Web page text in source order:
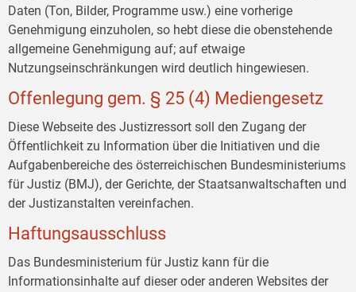
Daten (Ton, Bilder, Programme usw.) eine vorherige
Genehmigung einzuholen, so hebt diese die obenstehende
allgemeine Genehmigung auf; auf etwaige
Nutzungseinschränkungen wird deutlich hingewiesen.
Offenlegung gem. § 25 (4) Mediengesetz
Diese Webseite des Justizressort soll den Zugang der
Öffentlichkeit zu Information über die Initiativen und die
Aufgabenbereiche des österreichischen Bundesministeriums
für Justiz (BMJ), der Gerichte, der Staatsanwaltschaften und
der Justizanstalten vereinfachen.
Haftungsausschluss
Das Bundesministerium für Justiz kann für die
Informationsinhalte auf dieser oder anderen Websites der